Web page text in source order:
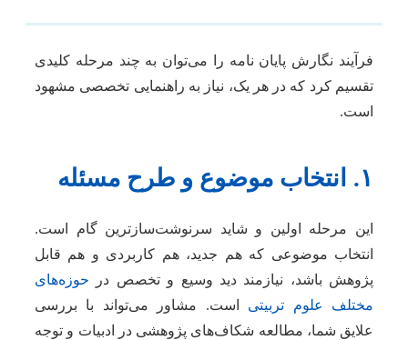
فرآیند نگارش پایان نامه را می‌توان به چند مرحله کلیدی
تقسیم کرد که در هر یک، نیاز به راهنمایی تخصصی مشهود
است.
۱. انتخاب موضوع و طرح مسئله
این مرحله اولین و شاید سرنوشت‌سازترین گام است.
انتخاب موضوعی که هم جدید، هم کاربردی و هم قابل
پژوهش باشد، نیازمند دید وسیع و تخصص در
حوزه‌های
مختلف علوم تربیتی است. مشاور می‌تواند با بررسی
علایق شما، مطالعه شکاف‌های پژوهشی در ادبیات و توجه